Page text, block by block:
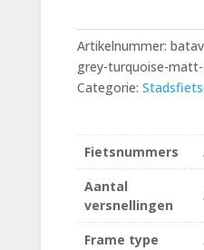
aantal
Artikelnummer:
grey-turquoise-
Categorie:
Fietsnummers
Aantal
versnellingen
Frame type